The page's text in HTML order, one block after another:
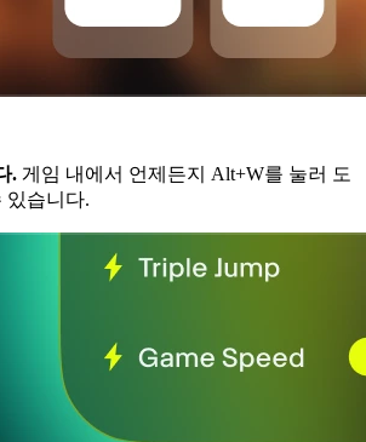
. 게임 내에서 언제든지 Alt+W를 눌러 도
있습니다.